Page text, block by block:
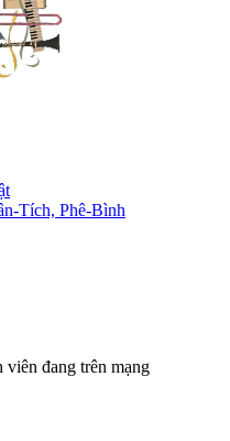
Tích, Phê-Bình
đang trên mạng